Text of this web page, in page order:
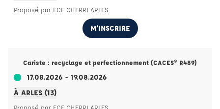
Proposé par ECF CHERRI ARLES
M'INSCRIRE
Cariste : recyclage et perfectionnement (CACES® R489)
17.08.2026 - 19.08.2026
À ARLES (13)
Proposé par ECF CHERRI ARLES